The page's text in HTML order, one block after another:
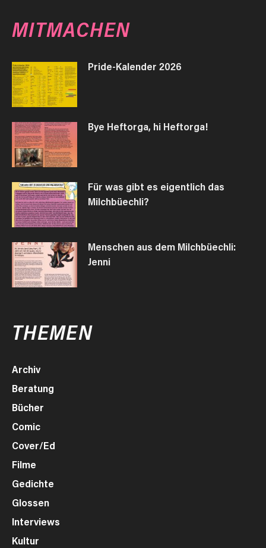
MITMACHEN
Pride-Kalender 2026
Bye Heftorga, hi Heftorga!
Für was gibt es eigentlich das
Milchbüechli?
Menschen aus dem Milchbüechli:
Jenni
THEMEN
Archiv
Beratung
Bücher
Comic
Cover/Ed
Filme
Gedichte
Glossen
Interviews
Kultur